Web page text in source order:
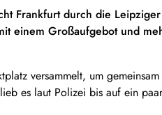
Frankfurt durch die
einem Großaufgebot und
versammelt, um gemeinsam
es laut Polizei bis auf ein